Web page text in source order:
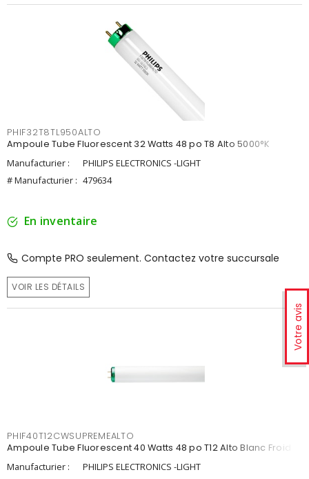
Votre avis
PHIF32T8TL950ALTO
Ampoule Tube Fluorescent 32 Watts 48 po T8 Alto 5000°K
Manufacturier :
PHILIPS ELECTRONICS -LIGHT
# Manufacturier : 479634
En inventaire
Compte PRO seulement. Contactez votre succursale
VOIR LES DÉTAILS
PHIF40T12CWSUPREMEALTO
Ampoule Tube Fluorescent 40 Watts 48 po T12 Alto Blanc Froid
Manufacturier :
PHILIPS ELECTRONICS -LIGHT